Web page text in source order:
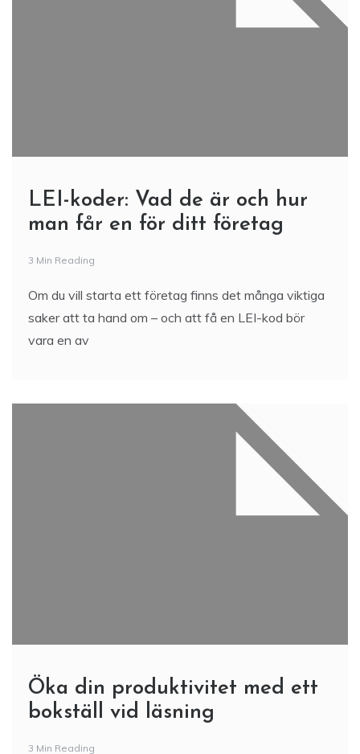
LEI-koder: Vad de är och hur
man får en för ditt företag
3 Min Reading
Om du vill starta ett företag finns det många viktiga
saker att ta hand om – och att få en LEI-kod bör
vara en av
Öka din produktivitet med ett
bokställ vid läsning
3 Min Reading